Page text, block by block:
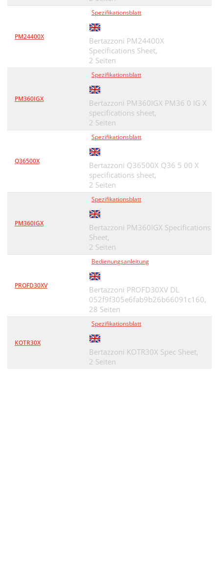
PM24400X
Spezifikationsblatt
Bertazzoni PM24400X
Specifications Sheet,
2 Seiten
PM360IGX
Spezifikationsblatt
Bertazzoni PM360IGX PM36 0 IG X
specifications sheet,
2 Seiten
Q36500X
Spezifikationsblatt
Bertazzoni Q36500X Q36 5 00 X
specifications sheet,
2 Seiten
PM360IGX
Spezifikationsblatt
Bertazzoni PM360IGX Specifications
Sheet,
2 Seiten
PROFD30XV
Bedienungsanleitung
Bertazzoni PROFD30XV DL
052f9f305e6fab9b26b66091c160,
28 Seiten
KOTR30X
Spezifikationsblatt
Bertazzoni KOTR30X Spec Sheet,
2 Seiten